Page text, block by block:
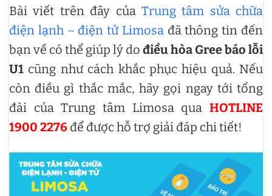
Bài viết trên đây của Trung tâm sửa chữa
điện lạnh – điện tử Limosađã thông tin đến
bạn về có thể giúp lý do điều hòa Gree báo lỗi
U1 cũng như cách khắc phục hiệu quả. Nếu
còn điều gì thắc mắc, hãy gọi ngay tới tổng
đài của Trung tâm Limosa qua HOTLINE
1900 2276 để được hỗ trợ giải đáp chi tiết!